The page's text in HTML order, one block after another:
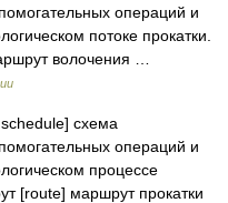
операций и
потоке прокатки.
волочения …
схема
операций и
процессе
[route] маршрут прокатки